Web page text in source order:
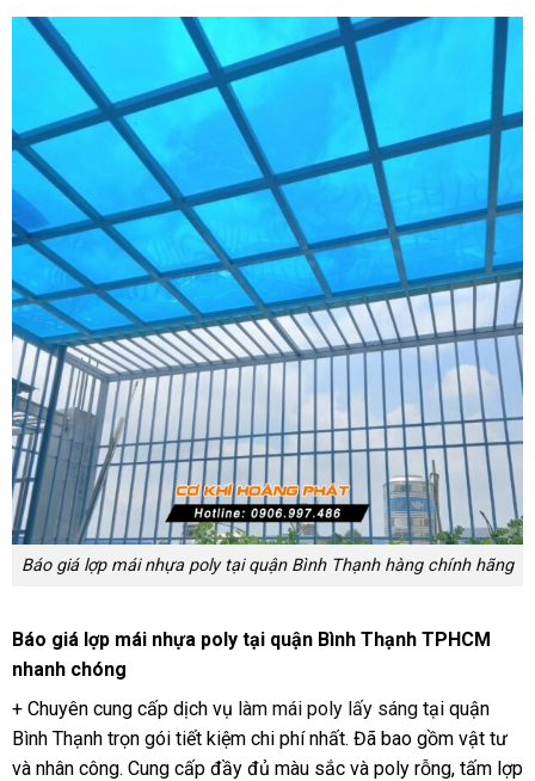
Báo giá lợp mái nhựa poly tại quận Bình Thạnh hàng chính hãng
Báo giá lợp mái nhựa poly tại quận Bình Thạnh TPHCM
nhanh chóng
+ Chuyên cung cấp dịch vụ làm mái poly lấy sángtại quận
Bình Thạnh trọn gói tiết kiệm chi phí nhất. Đã bao gồm vật tư
và nhân công. Cung cấp đầy đủ màu sắc và poly rỗng, tấm lợp